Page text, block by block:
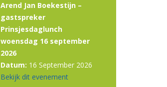
Arend Jan Boekestijn –
gastspreker
Prinsjesdaglunch
woensdag 16 september
2026
Datum: 16 September 2026
Bekijk dit evenement